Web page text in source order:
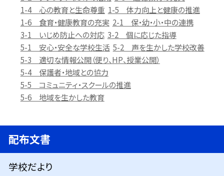
1-4 心の教育と生命尊重 1-5 体力向上と健康の推進
1-6 食育・健康教育の充実 2-1 保・幼・小・中の連携
3-1 いじめ防止への対応 3-2 個に応じた指導
5-1 安心・安全な学校生活 5-2 声を生かした学校改善
5-3 適切な情報公開（便り、HP、授業公開）
5-4 保護者・地域との協力
5-5 コミュニティ・スクールの推進
5-6 地域を生かした教育
配布文書
学校だより